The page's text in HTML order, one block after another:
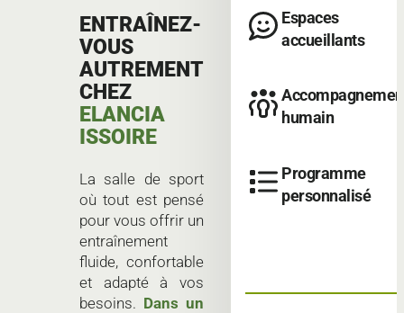
ENTRAÎNEZ-
VOUS
AUTREMENT
CHEZ
ELANCIA
ISSOIRE
La salle de sport
où tout est pensé
pour vous offrir un
entraînement
fluide, confortable
et adapté à vos
besoins. Dans un
Espaces
accueillants
humain
Programme
personnalisé